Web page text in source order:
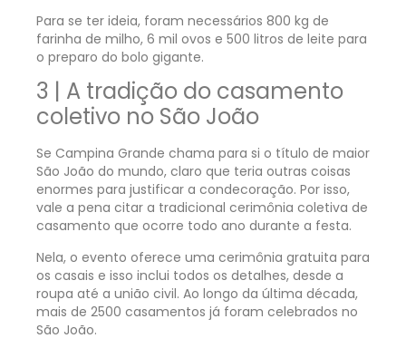
Para se ter ideia, foram necessários 800 kg de
farinha de milho, 6 mil ovos e 500 litros de leite para
o preparo do bolo gigante.
3 | A tradição do casamento
coletivo no São João
Se Campina Grande chama para si o título de maior
São João do mundo, claro que teria outras coisas
enormes para justificar a condecoração. Por isso,
vale a pena citar a tradicional cerimônia coletiva de
casamento que ocorre todo ano durante a festa.
Nela, o evento oferece uma cerimônia gratuita para
os casais e isso inclui todos os detalhes, desde a
roupa até a união civil. Ao longo da última década,
mais de 2500 casamentos já foram celebrados no
São João.